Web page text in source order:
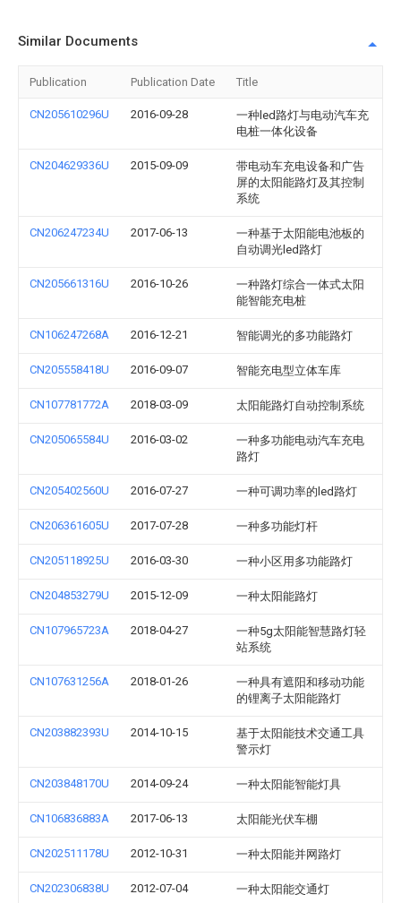
Similar Documents
Publication Publication Date Title
CN205610296U 2016-09-28
一种led路灯与电动汽车充
电桩一体化设备
CN204629336U 2015-09-09
带电动车充电设备和广告
屏的太阳能路灯及其控制
系统
CN206247234U 2017-06-13
一种基于太阳能电池板的
自动调光led路灯
CN205661316U 2016-10-26
一种路灯综合一体式太阳
能智能充电桩
CN106247268A 2016-12-21 智能调光的多功能路灯
CN205558418U 2016-09-07 智能充电型立体车库
CN107781772A 2018-03-09 太阳能路灯自动控制系统
CN205065584U 2016-03-02
一种多功能电动汽车充电
路灯
CN205402560U 2016-07-27 一种可调功率的led路灯
CN206361605U 2017-07-28 一种多功能灯杆
CN205118925U 2016-03-30 一种小区用多功能路灯
CN204853279U 2015-12-09 一种太阳能路灯
CN107965723A 2018-04-27
一种5g太阳能智慧路灯轻
站系统
CN107631256A 2018-01-26
一种具有遮阳和移动功能
的锂离子太阳能路灯
CN203882393U 2014-10-15
基于太阳能技术交通工具
警示灯
CN203848170U 2014-09-24 一种太阳能智能灯具
CN106836883A 2017-06-13 太阳能光伏车棚
CN202511178U 2012-10-31 一种太阳能并网路灯
CN202306838U 2012-07-04 一种太阳能交通灯